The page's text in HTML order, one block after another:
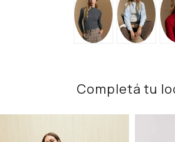
Completá tu